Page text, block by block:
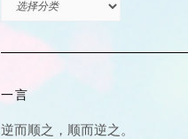
一言
逆而顺之，顺而逆之。